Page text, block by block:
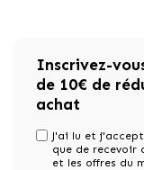
Inscrivez-
de 10€ de
achat
J'ai lu et
que de recevoir
et les offres du